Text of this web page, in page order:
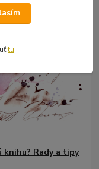
knihu? Rady a tipy
tu.